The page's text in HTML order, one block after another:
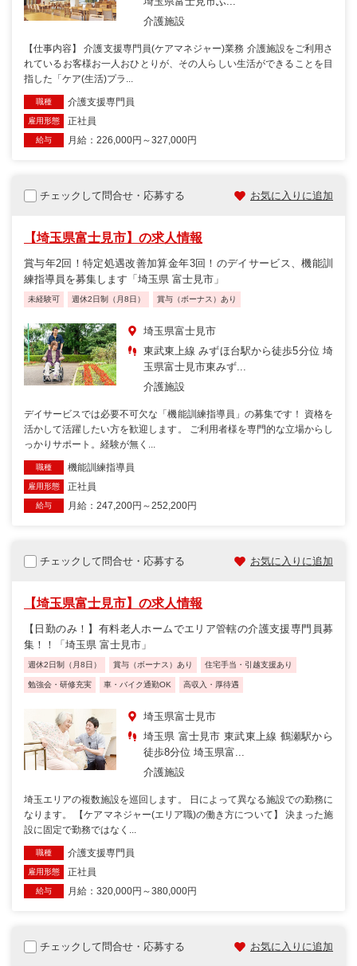
介護施設
【仕事内容】 介護支援専門員(ケアマネジャー)業務 介護施設をご利用さ
れているお客様お一人おひとりが、その人らしい生活ができることを目
指した「ケア(生活)プラ...
職種 介護支援専門員
雇用形態 正社員
給与 月給：226,000円～327,000円
チェックして問合せ・応募する お気に入りに追加
【埼玉県富士見市】の求人情報
賞与年2回！特定処遇改善加算金年3回！のデイサービス、機能訓
練指導員を募集します「埼玉県 富士見市」
未経験可 週休2日制（月8日） 賞与（ボーナス）あり
埼玉県富士見市
東武東上線 みずほ台駅から徒歩5分位 埼
玉県富士見市東みず...
介護施設
デイサービスでは必要不可欠な「機能訓練指導員」の募集です！ 資格を
活かして活躍したい方を歓迎します。 ご利用者様を専門的な立場からし
っかりサポート。経験が無く...
職種 機能訓練指導員
雇用形態 正社員
給与 月給：247,200円～252,200円
チェックして問合せ・応募する お気に入りに追加
【埼玉県富士見市】の求人情報
【日勤のみ！】有料老人ホームでエリア管轄の介護支援専門員募
集！！「埼玉県 富士見市」
週休2日制（月8日） 賞与（ボーナス）あり 住宅手当・引越支援あり
勉強会・研修充実 車・バイク通勤OK 高収入・厚待遇
埼玉県富士見市
埼玉県 富士見市 東武東上線 鶴瀬駅から
徒歩8分位 埼玉県富...
介護施設
埼玉エリアの複数施設を巡回します。 日によって異なる施設での勤務に
なります。 【ケアマネジャー(エリア職)の働き方について】 決まった施
設に固定で勤務ではなく...
職種 介護支援専門員
雇用形態 正社員
給与 月給：320,000円～380,000円
チェックして問合せ・応募する お気に入りに追加